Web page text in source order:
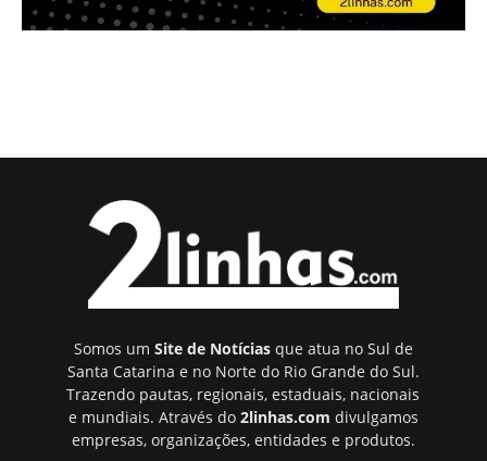
Somos um Site de Notíciasque atua no Sul de
Santa Catarina e no Norte do Rio Grande do Sul.
Trazendo pautas, regionais, estaduais, nacionais
e mundiais. Através do 2linhas.com divulgamos
empresas, organizações, entidades e produtos.